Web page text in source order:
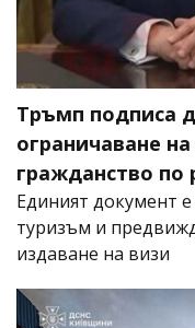
Тръмп подписа
ограничаване
гражданство по
Единият документ
туризъм и
издаване на визи